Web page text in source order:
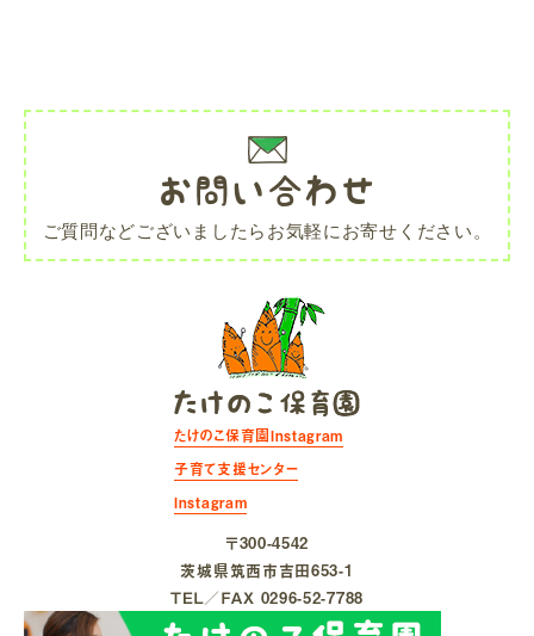
お問い合わせ
ご質問などございましたらお気軽にお寄せください。
たけのこ保育園Instagram
子育て支援センター
Instagram
〒300-4542
茨城県筑⻄市吉⽥653-1
ＴＥＬ／ＦＡＸ 0296-52-7788